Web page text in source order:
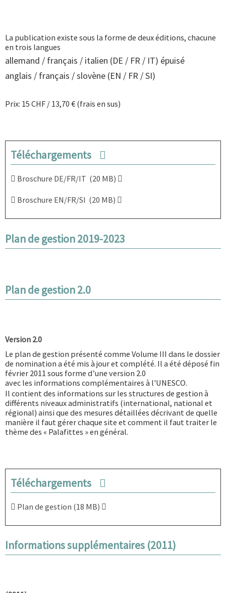
La publication existe sous la forme de deux éditions, chacune
en trois langues
allemand / français / italien (DE / FR / IT) épuisé
anglais / français / slovène (EN / FR / SI)
Prix: 15 CHF / 13,70 € (frais en sus)
Téléchargements
Broschure DE/FR/IT (20 MB)
Broschure EN/FR/SI (20 MB)
Plan de gestion 2019-2023
Plan de gestion 2.0
Version 2.0
Le plan de gestion présenté comme Volume III dans le dossier
de nomination a été mis à jour et complété. Il a été déposé fin
février 2011 sous forme d’une version 2.0
avec les informations complémentaires à l'UNESCO.
Il contient des informations sur les structures de gestion à
différents niveaux administratifs (international, national et
régional) ainsi que des mesures détaillées décrivant de quelle
manière il faut gérer chaque site et comment il faut traiter le
thème des « Palafittes » en général.
Téléchargements
Plan de gestion (18 MB)
Informations supplémentaires (2011)